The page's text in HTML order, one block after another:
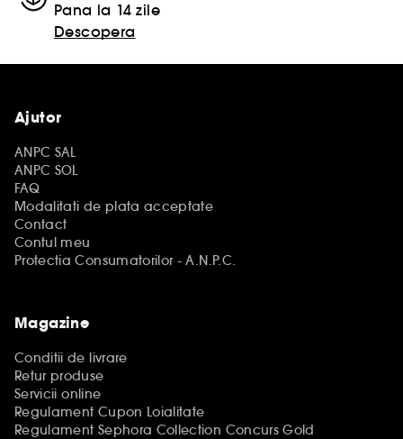
Pana la 14 zile
Descopera
Ajutor
ANPC SAL
ANPC SOL
FAQ
Modalitati de plata acceptate
Contact
Contul meu
Protectia Consumatorilor - A.N.P.C.
Magazine
Conditii de livrare
Retur produse
Servicii online
Regulament Cupon Loialitate
Regulament Sephora Collection Concurs Gold